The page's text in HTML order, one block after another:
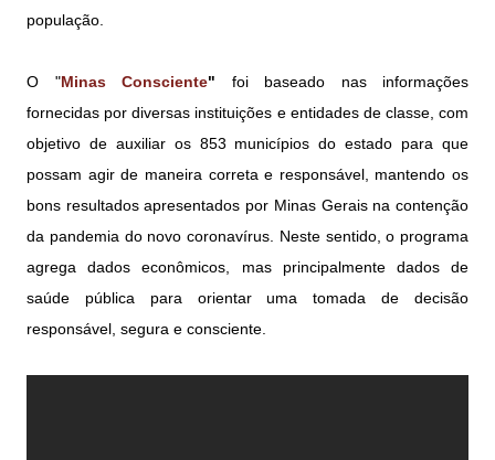
população.
O "Minas Consciente" foi baseado nas informações
fornecidas por diversas instituições e entidades de classe, com
objetivo de auxiliar os 853 municípios do estado para que
possam agir de maneira correta e responsável, mantendo os
bons resultados apresentados por Minas Gerais na contenção
da pandemia do novo coronavírus. Neste sentido, o programa
agrega dados econômicos, mas principalmente dados de
saúde pública para orientar uma tomada de decisão
responsável, segura e consciente.